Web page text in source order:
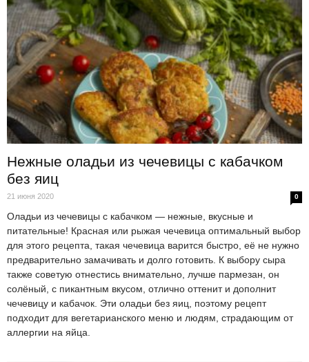
Нежные оладьи из чечевицы с кабачком
без яиц
21 июня 2020 0
Оладьи из чечевицы с кабачком — нежные, вкусные и
питательные! Красная или рыжая чечевица оптимальный выбор
для этого рецепта, такая чечевица варится быстро, её не нужно
предварительно замачивать и долго готовить. К выбору сыра
также советую отнестись внимательно, лучше пармезан, он
солёный, с пикантным вкусом, отлично оттенит и дополнит
чечевицу и кабачок. Эти оладьи без яиц, поэтому рецепт
подходит для вегетарианского меню и людям, страдающим от
аллергии на яйца.